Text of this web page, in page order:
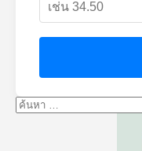
ค้นหา: